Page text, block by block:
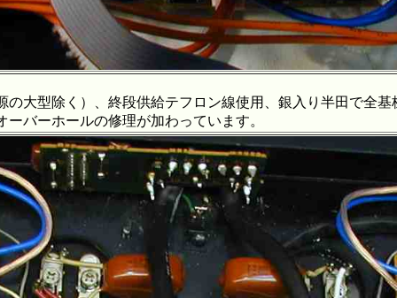
型除く）、終段供給テフロン線使用、銀入り半田で全基
ーホールの修理が加わっています。